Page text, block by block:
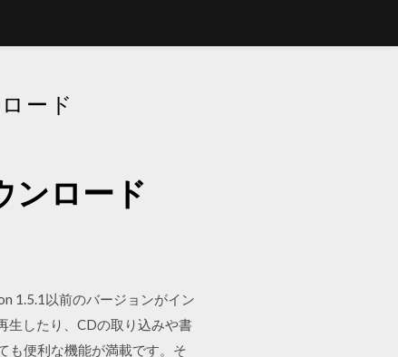
ード
ンロード
1.5.1以前のバージョンがイン
生したり、CDの取り込みや書
も便利な機能が満載です。そ